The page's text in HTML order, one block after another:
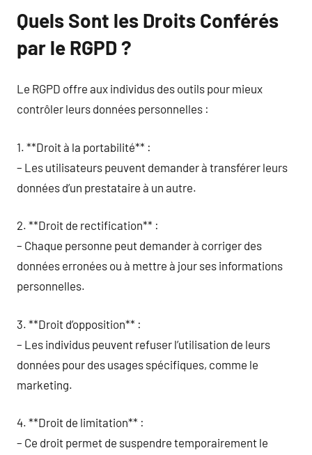
Quels Sont les Droits Conférés
par le RGPD ?
Le RGPD offre aux individus des outils pour mieux
contrôler leurs données personnelles :
1. **Droit à la portabilité** :
– Les utilisateurs peuvent demander à transférer leurs
données d’un prestataire à un autre.
2. **Droit de rectification** :
– Chaque personne peut demander à corriger des
données erronées ou à mettre à jour ses informations
personnelles.
3. **Droit d’opposition** :
– Les individus peuvent refuser l’utilisation de leurs
données pour des usages spécifiques, comme le
marketing.
4. **Droit de limitation** :
– Ce droit permet de suspendre temporairement le